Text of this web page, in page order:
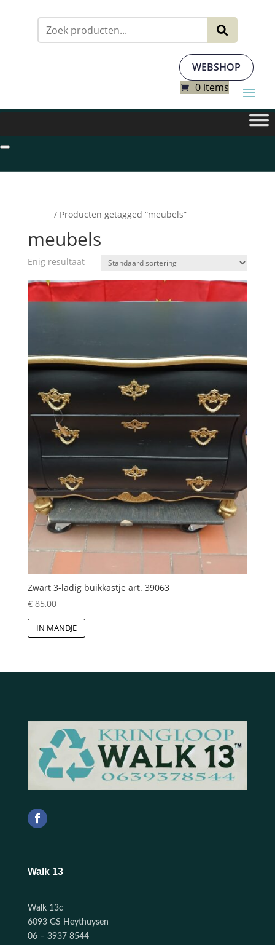
WEBSHOP
0 items
/ Producten getagged “meubels”
meubels
Enig resultaat
Zwart 3-ladig buikkastje art. 39063
€85,00
IN MANDJE
Walk 13
Walk 13c
6093 GS Heythuysen
06 – 3937 8544